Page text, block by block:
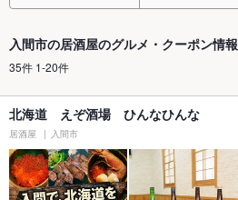
入間市の居酒屋のグルメ・クーポン情報
35件 1-20件
北海道 えぞ酒場 ひんなひんな
居酒屋 入間市